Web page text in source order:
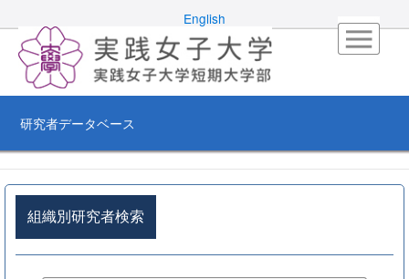
English
研究者データベース
組織別研究者検索